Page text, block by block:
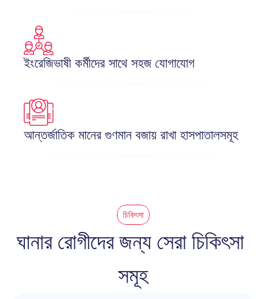
ইংরেজিভাষী কর্মীদের সাথে সহজ যোগাযোগ
আন্তর্জাতিক মানের গুণমান বজায় রাখা হাসপাতালসমূহ
চিকিৎসা
ঘানার রোগীদের জন্য সেরা চিকিৎসা
সমূহ